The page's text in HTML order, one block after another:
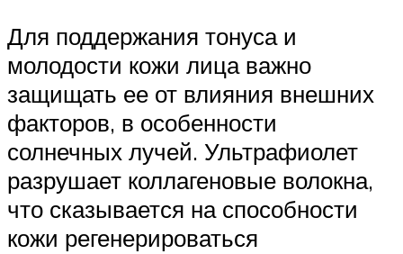
Для поддержания тонуса и
молодости кожи лица важно
защищать ее от влияния внешних
факторов, в особенности
солнечных лучей. Ультрафиолет
разрушает коллагеновые волокна,
что сказывается на способности
кожи регенерироваться